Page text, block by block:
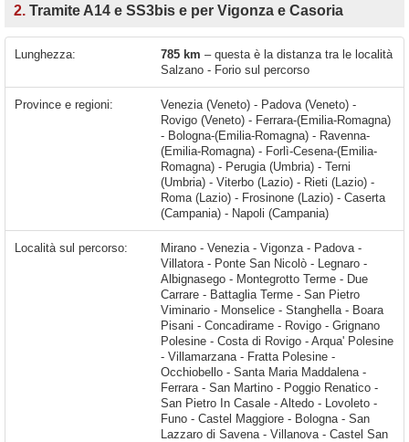
2. Tramite A14 e SS3bis e per Vigonza e Casoria
Lunghezza: 785 km – questa è la distanza tra le località
Salzano - Forio sul percorso
Province e regioni:
Venezia (Veneto) - Padova (Veneto) -
Rovigo (Veneto) - Ferrara-(Emilia-Romagna)
- Bologna-(Emilia-Romagna) - Ravenna-
(Emilia-Romagna) - Forlì-Cesena-(Emilia-
Romagna) - Perugia (Umbria) - Terni
(Umbria) - Viterbo (Lazio) - Rieti (Lazio) -
Roma (Lazio) - Frosinone (Lazio) - Caserta
(Campania) - Napoli (Campania)
Località sul percorso: Mirano - Venezia - Vigonza - Padova - Villatora - Ponte San Nicolò - Legnaro - Albignasego - Montegrotto Terme - Due Carrare - Battaglia Terme - San Pietro Viminario - Monselice - Stanghella - Boara Pisani - Concadirame - Rovigo - Grignano Polesine - Costa di Rovigo - Arqua' Polesine - Villamarzana - Fratta Polesine - Occhiobello - Santa Maria Maddalena - Ferrara - San Martino - Poggio Renatico - San Pietro In Casale - Altedo - Lovoleto - Funo - Castel Maggiore - Bologna - San Lazzaro di Savena - Villanova - Castel San Pietro Terme - Poggio Piccolo